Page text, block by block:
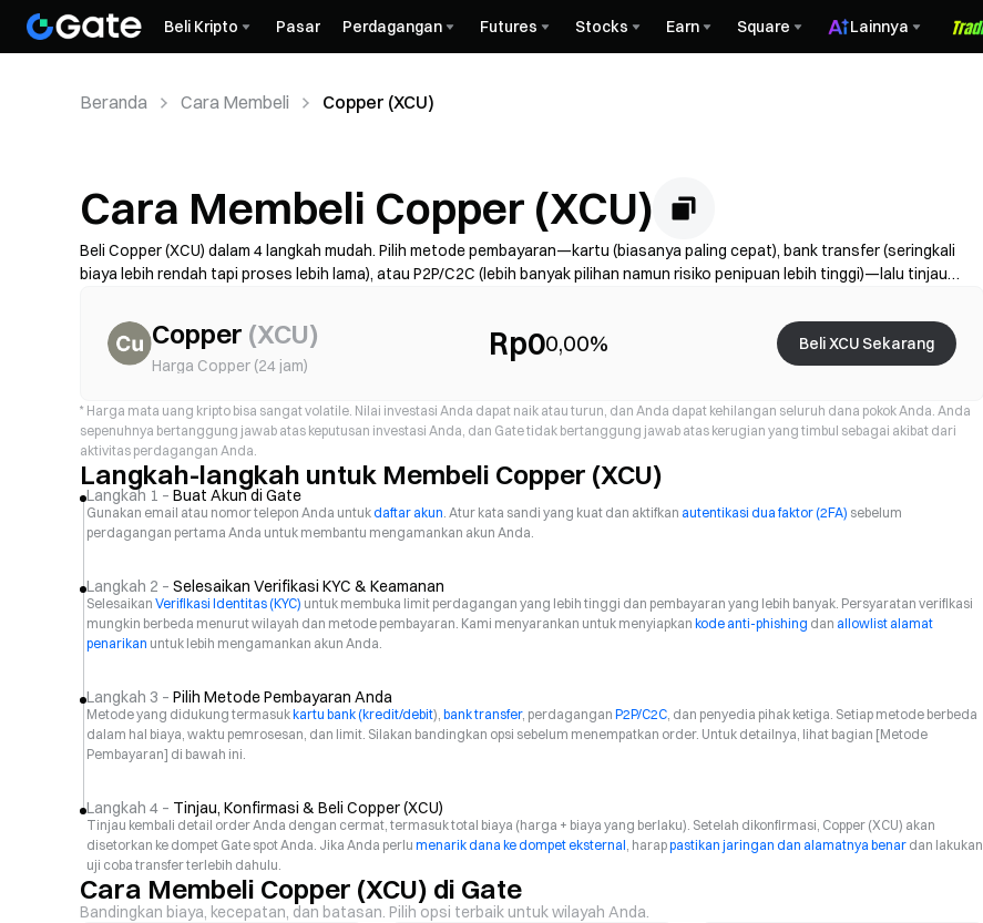
Beli Kripto Pasar Perdagangan Futures Stocks Earn Square Lainnya
Beranda Cara Membeli Copper (XCU)
Cara Membeli Copper (XCU)
Beli Copper (XCU) dalam 4 langkah mudah. Pilih metode pembayaran—kartu (biasanya paling cepat), bank transfer (seringkali
biaya lebih rendah tapi proses lebih lama), atau P2P/C2C (lebih banyak pilihan namun risiko penipuan lebih tinggi)—lalu tinjau
biaya, dan waktu proses dapat berbeda tergantung wilayah dan penyedia.
Copper (XCU)
Harga Copper (24 jam)
Rp00,00% Beli XCU Sekarang
* Harga mata uang kripto bisa sangat volatile. Nilai investasi Anda dapat naik atau turun, dan Anda dapat kehilangan seluruh dana pokok Anda. Anda
sepenuhnya bertanggung jawab atas keputusan investasi Anda, dan Gate tidak bertanggung jawab atas kerugian yang timbul sebagai akibat dari
aktivitas perdagangan Anda.
Langkah-langkah untuk Membeli Copper (XCU)
Langkah 1 – Buat Akun di Gate
Gunakan email atau nomor telepon Anda untuk daftar akun. Atur kata sandi yang kuat dan aktifkan autentikasi dua faktor (2FA) sebelum
perdagangan pertama Anda untuk membantu mengamankan akun Anda.
Langkah 2 – Selesaikan Verifikasi KYC & Keamanan
Selesaikan Verifikasi Identitas (KYC) untuk membuka limit perdagangan yang lebih tinggi dan pembayaran yang lebih banyak. Persyaratan verifikasi
mungkin berbeda menurut wilayah dan metode pembayaran. Kami menyarankan untuk menyiapkan kode anti-phishing dan allowlist alamat
penarikan untuk lebih mengamankan akun Anda.
Langkah 3 – Pilih Metode Pembayaran Anda
Metode yang didukung termasukkartu bank (kredit/debit), bank transfer, perdagangan P2P/C2C, dan penyedia pihak ketiga. Setiap metode berbeda
dalam hal biaya, waktu pemrosesan, dan limit. Silakan bandingkan opsi sebelum menempatkan order. Untuk detailnya, lihat bagian [Metode
Pembayaran] di bawah ini.
Langkah 4 – Tinjau, Konfirmasi & Beli Copper (XCU)
Tinjau kembali detail order Anda dengan cermat, termasuk total biaya (harga + biaya yang berlaku). Setelah dikonfirmasi, Copper (XCU) akan
disetorkan ke dompet Gate spot Anda. Jika Anda perlu menarik dana ke dompet eksternal, harappastikan jaringan dan alamatnya benar dan lakukan
uji coba transfer terlebih dahulu.
Cara Membeli Copper (XCU) di Gate
Bandingkan biaya, kecepatan, dan batasan. Pilih opsi terbaik untuk wilayah Anda.